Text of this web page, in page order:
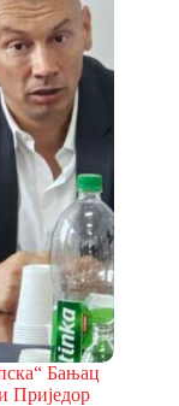
Бањац
Приједор